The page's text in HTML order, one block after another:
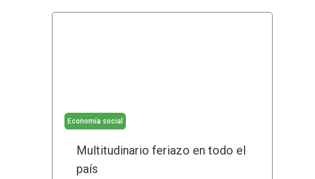
Economía social
Multitudinario feriazo en todo el
país